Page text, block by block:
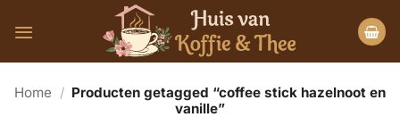
naar
Home / Producten getagged “coffee stick hazelnoot en
vanille”